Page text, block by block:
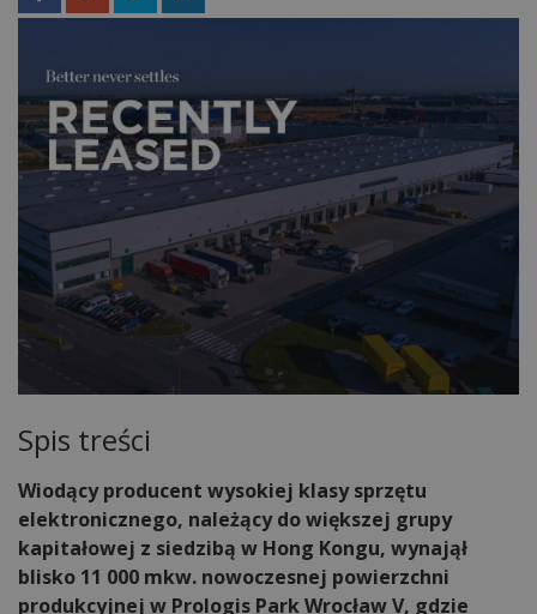
Spis treści
Wiodący producent wysokiej klasy sprzętu
elektronicznego, należący do większej grupy
kapitałowej z siedzibą w Hong Kongu, wynajął
blisko 11 000 mkw. nowoczesnej powierzchni
produkcyjnej w Prologis Park Wrocław V, gdzie